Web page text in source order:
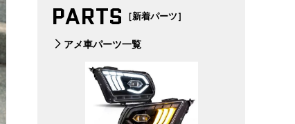
PARTS ［新着パーツ］
アメ車パーツ一覧